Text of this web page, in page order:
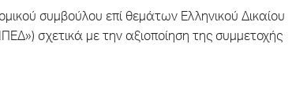
συμβούλου επί θεμάτων Ελληνικού Δικαίου
σχετικά με την αξιοποίηση της συμμετοχής